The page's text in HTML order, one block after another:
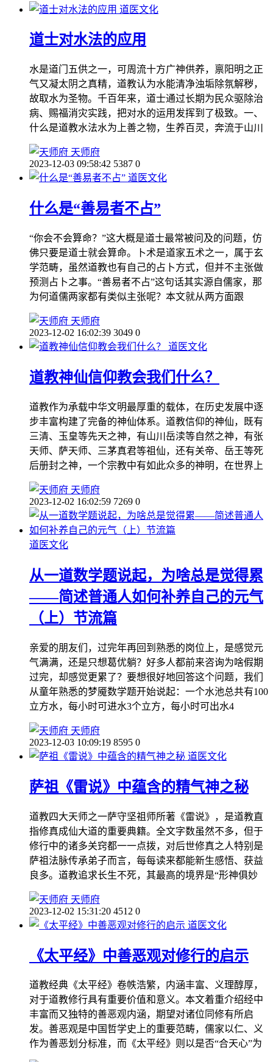
道医文化
道士对水法的应用
水是道门五供之一，可周流十方广神供养，禀阳明之正
气又凝太阴之真精，道教认为水能清净浊垢除氛解秽，
故取水为圣物。千百年来，道士通过长期为民众驱除治
病、赐福消灾实践，把对水的运用发挥到了极致。一、
什么是道教水法水为上善之物，生养百灵，奔流于山川
天师府
2023-12-03 09:58:42 5387 0
道医文化
什么是“善易者不占”
“你会不会算命？”这大概是道士最常被问及的问题，仿
佛只要是道士就会算命。卜术是道家五术之一，属于玄
学范畴，虽然道教也有自己的占卜方式，但并不主张做
预测占卜之事。“善易者不占”这句话其实源自儒家，那
为何道儒两家都有类似主张呢？本文就从两方面跟
天师府
2023-12-02 16:02:39 3049 0
道医文化
道教神仙信仰教会我们什么？
道教作为承载中华文明最厚重的载体，在历史发展中逐
步丰富构建了完备的神仙体系。道教信仰的神仙，既有
三清、玉皇等先天之神，有山川岳渎等自然之神，有张
天师、萨天师、三茅真君等祖仙，还有关帝、岳王等死
后册封之神，一个宗教中有如此众多的神明，在世界上
天师府
2023-12-02 16:02:59 7269 0
道医文化
从一道数学题说起，为啥总是觉得累
——简述普通人如何补养自己的元气
（上）节流篇
亲爱的朋友们，过完年再回到熟悉的岗位上，是感觉元
气满满，还是只想葛优躺？好多人都前来咨询为啥假期
过完，却感觉更累了？要想很好地回答这个问题，我们
从童年熟悉的梦魇数学题开始说起：一个水池总共有100
立方水，每小时可进水3个立方，每小时可出水4
天师府
2023-12-03 10:09:19 8595 0
道医文化
萨祖《雷说》中蕴含的精气神之秘
道教四大天师之一萨守坚祖师所著《雷说》，是道教直
指修真成仙大道的重要典籍。全文字数虽然不多，但于
修行中的诸多关窍都一一点拨，对后世修真之人特别是
萨祖法脉传承弟子而言，每每读来都能新生感悟、获益
良多。道教追求长生不死，其最高的境界是“形神俱妙
天师府
2023-12-02 15:31:20 4512 0
道医文化
《太平经》中善恶观对修行的启示
道教经典《太平经》卷帙浩繁，内涵丰富、义理醇厚，
对于道教修行具有重要价值和意义。本文着重介绍经中
丰富而又独特的善恶观内涵，期望对诸位同修有所启
发。善恶观是中国哲学史上的重要范畴，儒家以仁、义
作为善恶划分标准，而《太平经》则以是否“合天心”为